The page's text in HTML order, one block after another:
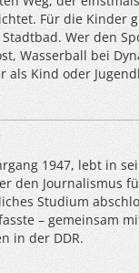
Für die Kinder
Stadtbad. Wer den
Wasserball bei
als Kind oder
1947, lebt in
den Journalismus
Studium
– gemeinsam
in der DDR.